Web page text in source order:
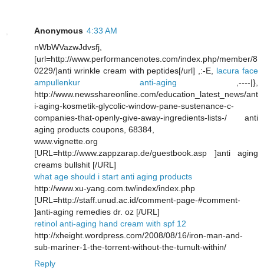
Anonymous 4:33 AM
nWbWVazwJdvsfj,
[url=http://www.performancenotes.com/index.php/member/8
0229/]anti wrinkle cream with peptides[/url] ,:-E, lacura face
ampullenkur anti-aging ,----|},
http://www.newsshareonline.com/education_latest_news/ant
i-aging-kosmetik-glycolic-window-pane-sustenance-c-
companies-that-openly-give-away-ingredients-lists-/ anti
aging products coupons, 68384,
www.vignette.org
[URL=http://www.zappzarap.de/guestbook.asp ]anti aging
creams bullshit [/URL]
what age should i start anti aging products
http://www.xu-yang.com.tw/index/index.php
[URL=http://staff.unud.ac.id/comment-page-#comment-
]anti-aging remedies dr. oz [/URL]
retinol anti-aging hand cream with spf 12
http://xheight.wordpress.com/2008/08/16/iron-man-and-
sub-mariner-1-the-torrent-without-the-tumult-within/
Reply